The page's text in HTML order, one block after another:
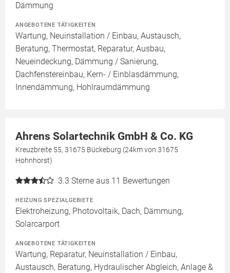
Dämmung
ANGEBOTENE TÄTIGKEITEN
Wartung, Neuinstallation / Einbau, Austausch,
Beratung, Thermostat, Reparatur, Ausbau,
Neueindeckung, Dämmung / Sanierung,
Dachfenstereinbau, Kern- / Einblasdämmung,
Innendämmung, Hohlraumdämmung
Ahrens Solartechnik GmbH & Co. KG
Kreuzbreite 55, 31675 Bückeburg (24km von 31675
Hohnhorst)
3.3 Sterne aus 11 Bewertungen
HEIZUNG SPEZIALGEBIETE
Elektroheizung, Photovoltaik, Dach, Dämmung,
Solarcarport
ANGEBOTENE TÄTIGKEITEN
Wartung, Reparatur, Neuinstallation / Einbau,
Austausch, Beratung, Hydraulischer Abgleich, Anlage &